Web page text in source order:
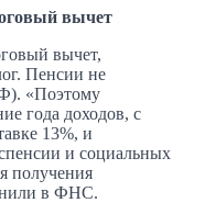
вычет
вычет,
Пенсии не
«Поэтому
года доходов, с
13%, и
и социальных
получения
в ФНС.